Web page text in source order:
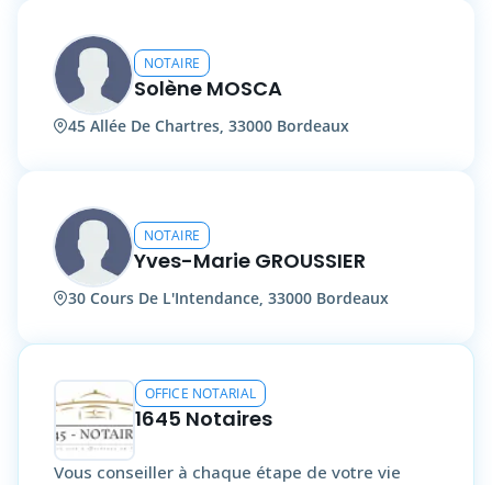
NOTAIRE
Solène MOSCA
45 Allée De Chartres, 33000 Bordeaux
NOTAIRE
Yves-Marie GROUSSIER
30 Cours De L'Intendance, 33000 Bordeaux
OFFICE NOTARIAL
1645 Notaires
Vous conseiller à chaque étape de votre vie